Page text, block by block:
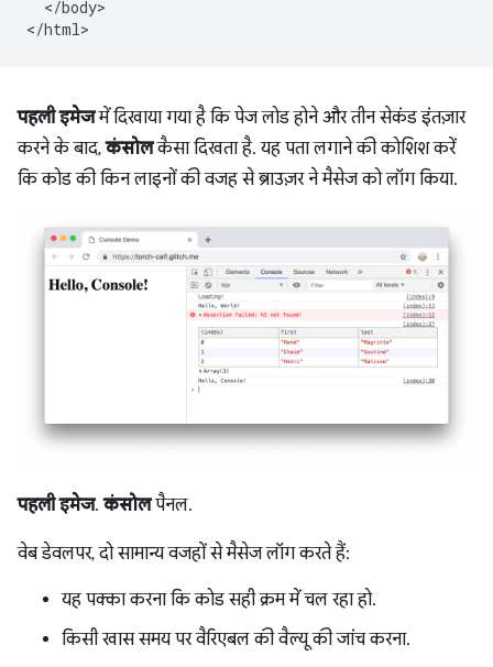
</body>
पहली इमेजमें दिखाया गया है कि पेज लोड होने और तीन सेकंड इंतज़ार
करने के बाद,कंसोलकैसा दिखता है. यह पता लगाने की कोशिश करें
कि कोड की किन लाइनों की वजह से ब्राउज़र ने मैसेज को लॉग किया.
पहली इमेज.कंसोलपैनल.
वेब डेवलपर, दो सामान्य वजहों से मैसेज लॉग करते हैं:
यह पक्का करना कि कोड सही क्रम में चल रहा हो.
किसी खास समय पर वैरिएबल की वैल्यू की जांच करना.